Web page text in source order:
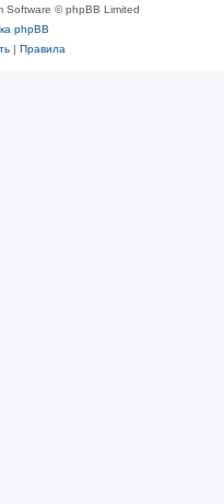
Software © phpBB Limited
phpBB
| Правила